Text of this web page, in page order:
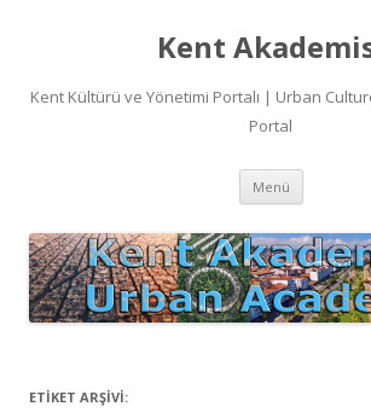
Kent
Kent Kültürü ve Yönetimi Portalı | Urban
Portal
Menü İçeriğe
ETIKET ARŞIVI: